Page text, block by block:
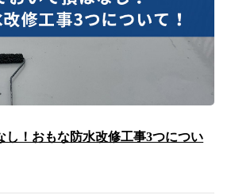
し！おもな防水改修工事3つについ